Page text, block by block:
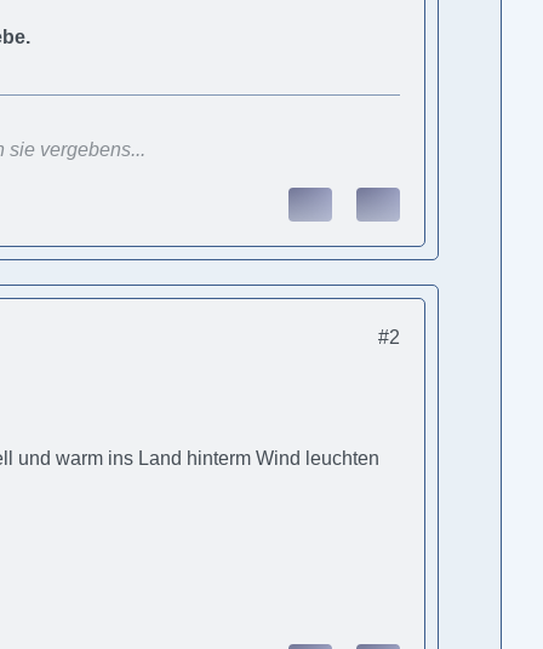
sie vergebens...
#2
und warm ins Land hinterm Wind leuchten